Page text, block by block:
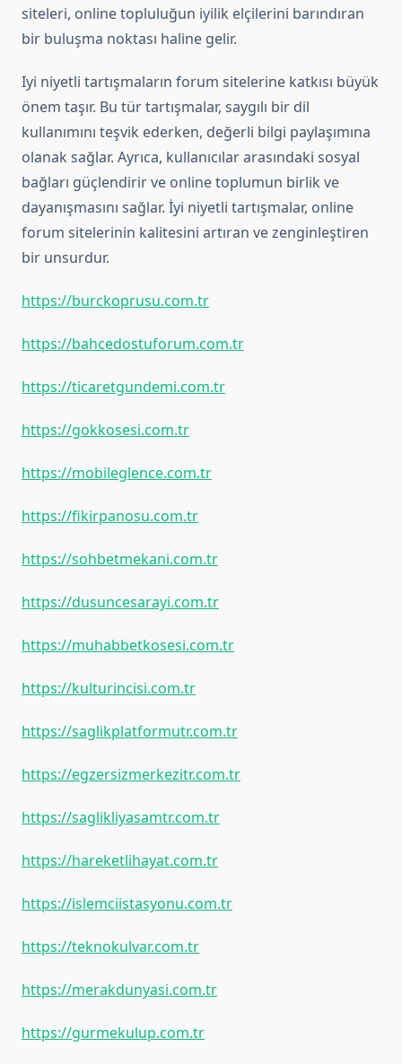
siteleri, online topluluğun iyilik elçilerini barındıran
bir buluşma noktası haline gelir.
Iyi niyetli tartışmaların forum sitelerine katkısı büyük
önem taşır. Bu tür tartışmalar, saygılı bir dil
kullanımını teşvik ederken, değerli bilgi paylaşımına
olanak sağlar. Ayrıca, kullanıcılar arasındaki sosyal
bağları güçlendirir ve online toplumun birlik ve
dayanışmasını sağlar. İyi niyetli tartışmalar, online
forum sitelerinin kalitesini artıran ve zenginleştiren
bir unsurdur.
https://burckoprusu.com.tr
https://bahcedostuforum.com.tr
https://ticaretgundemi.com.tr
https://gokkosesi.com.tr
https://mobileglence.com.tr
https://fikirpanosu.com.tr
https://sohbetmekani.com.tr
https://dusuncesarayi.com.tr
https://muhabbetkosesi.com.tr
https://kulturincisi.com.tr
https://saglikplatformutr.com.tr
https://egzersizmerkezitr.com.tr
https://saglikliyasamtr.com.tr
https://hareketlihayat.com.tr
https://islemciistasyonu.com.tr
https://teknokulvar.com.tr
https://merakdunyasi.com.tr
https://gurmekulup.com.tr